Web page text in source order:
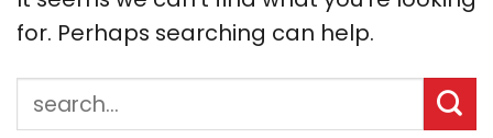
for. Perhaps searching can help.